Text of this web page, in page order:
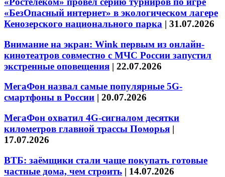
«БезОпасный интернет» в экологическом лагере
Кенозерского национального парка | 31.07.2026
Внимание на экран: Wink первым из онлайн-
кинотеатров совместно с МЧС России запустил
экстренные оповещения | 22.07.2026
МегаФон назвал самые популярные 5G-
смартфоны в России | 20.07.2026
МегаФон охватил 4G-сигналом десятки
километров главной трассы Поморья |
17.07.2026
ВТБ: заёмщики стали чаще покупать готовые
частные дома, чем строить | 14.07.2026